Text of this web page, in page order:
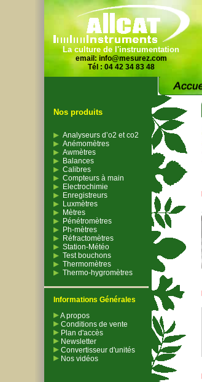
La culture de l'instrumentation
email: info@mesurez.com
Tél : 04 42 34 83 48
Nos produits
Analyseurs d’o2 et co2
Anémomètres
Awmètres
Balances
Calibres
Compteurs à main
Electrochimie
Enregistreurs
Luxmètres
Mètres
Pénétromètres
Ph-mètres
Réfractomètres
Station-Météo
Test bouchons
Thermomètres
Thermo-hygromètres
Informations Générales
A propos
Conditions de vente
Plan d'accès
Newsletter
Convertisseur d'unités
Nos vidéos